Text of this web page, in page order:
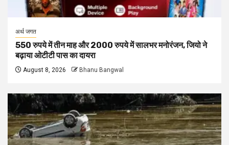
अर्थ जगत
550 रुपये में तीन माह और 2000 रुपये में सालभर मनोरंजन, जियो ने
बढ़ाया ओटीटी पास का दायरा
August 8, 2026 Bhanu Bangwal